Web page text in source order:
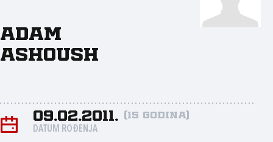
Adam
Ashoush
09.02.2011. (15 godina)
DATUM ROĐENJA